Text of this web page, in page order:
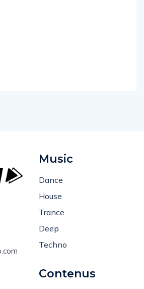
Music
Dance
House
Trance
Deep
Techno
Contenus